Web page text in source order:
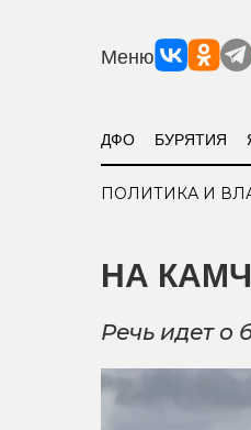
Меню
ДФО БУРЯТИЯ
ПОЛИТИКА И
НА
Речь идет о